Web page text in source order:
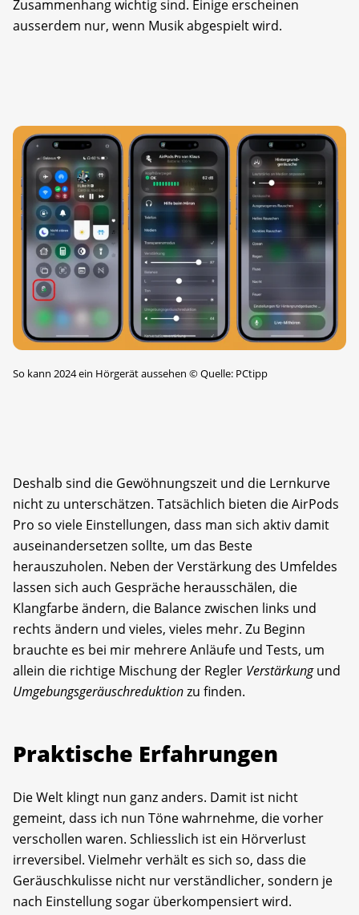
Zusammenhang wichtig sind. Einige erscheinen
ausserdem nur, wenn Musik abgespielt wird.
So kann 2024 ein Hörgerät aussehen ©Quelle: PCtipp
Deshalb sind die Gewöhnungszeit und die Lernkurve
nicht zu unterschätzen. Tatsächlich bieten die AirPods
Pro so viele Einstellungen, dass man sich aktiv damit
auseinandersetzen sollte, um das Beste
herauszuholen. Neben der Verstärkung des Umfeldes
lassen sich auch Gespräche herausschälen, die
Klangfarbe ändern, die Balance zwischen links und
rechts ändern und vieles, vieles mehr. Zu Beginn
brauchte es bei mir mehrere Anläufe und Tests, um
allein die richtige Mischung der Regler Verstärkungund
Umgebungsgeräuschreduktionzu finden.
Praktische Erfahrungen
Die Welt klingt nun ganz anders. Damit ist nicht
gemeint, dass ich nun Töne wahrnehme, die vorher
verschollen waren. Schliesslich ist ein Hörverlust
irreversibel. Vielmehr verhält es sich so, dass die
Geräuschkulisse nicht nur verständlicher, sondern je
nach Einstellung sogar überkompensiert wird.